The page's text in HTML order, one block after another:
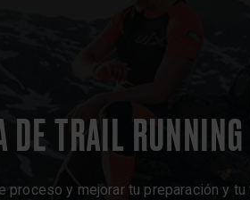
DE TRAIL RUNNING
y mejorar tu preparación y tu